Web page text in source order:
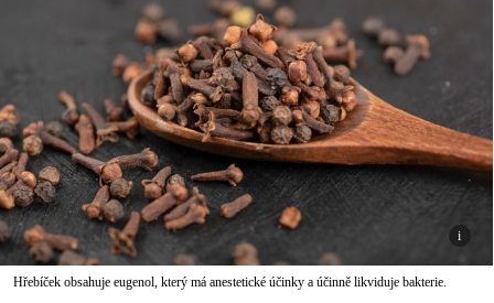
i
Hřebíček obsahuje eugenol, který má anestetické účinky a účinně likviduje bakterie.